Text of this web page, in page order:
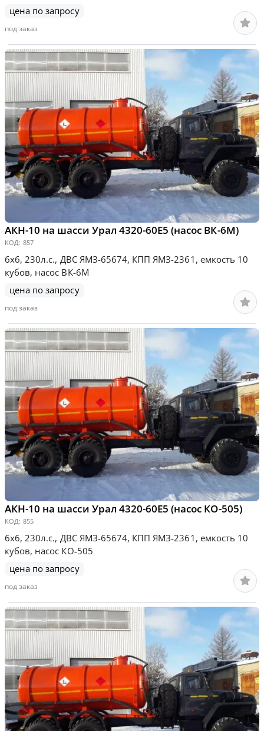
цена по запросу
под заказ
АКН-10 на шасси Урал 4320-60Е5 (насос ВК-6М)
КОД: 857
6х6, 230л.с., ДВС ЯМЗ-65674, КПП ЯМЗ-2361, емкость 10
кубов, насос ВК-6М
цена по запросу
под заказ
АКН-10 на шасси Урал 4320-60Е5 (насос КО-505)
КОД: 855
6х6, 230л.с., ДВС ЯМЗ-65674, КПП ЯМЗ-2361, емкость 10
кубов, насос КО-505
цена по запросу
под заказ